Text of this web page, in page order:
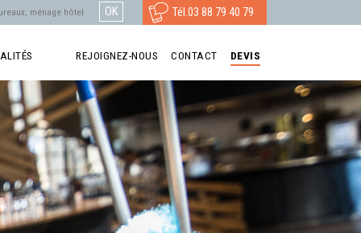
Tél.03 88 79 40 79
REJOIGNEZ-NOUS CONTACT DEVIS